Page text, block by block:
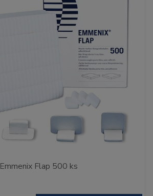
Emmenix Flap 500 ks